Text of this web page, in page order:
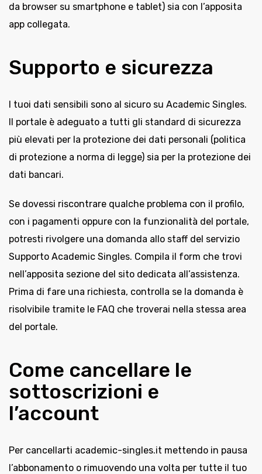
da browser su smartphone e tablet) sia con l’apposita
app collegata.
Supporto e sicurezza
I tuoi dati sensibili sono al sicuro su Academic Singles.
Il portale è adeguato a tutti gli standard di sicurezza
più elevati per la protezione dei dati personali (politica
di protezione a norma di legge) sia per la protezione dei
dati bancari.
Se dovessi riscontrare qualche problema con il profilo,
con i pagamenti oppure con la funzionalità del portale,
potresti rivolgere una domanda allo staff del servizio
Supporto Academic Singles. Compila il form che trovi
nell’apposita sezione del sito dedicata all’assistenza.
Prima di fare una richiesta, controlla se la domanda è
risolvibile tramite le FAQ che troverai nella stessa area
del portale.
Come cancellare le
sottoscrizioni e
l’account
Per cancellarti academic-singles.it mettendo in pausa
l’abbonamento o rimuovendo una volta per tutte il tuo